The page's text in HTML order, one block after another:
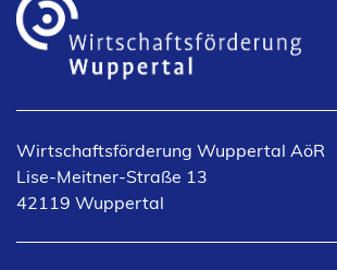
Wirtschaftsförderung Wuppertal AöR
Lise-Meitner-Straße 13
42119 Wuppertal